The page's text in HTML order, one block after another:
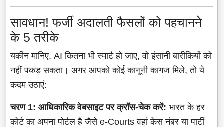
सावधान! फर्जी अदालती फैसलों को पहचानने
के 5 तरीके
यकीन मानिए, AI कितना भी स्मार्ट हो जाए, वो इंसानी बारीकियों को
नहीं पकड़ सकता। अगर आपको कोई कानूनी कागज मिले, तो ये
कदम उठाएं:
चरण 1: आधिकारिक वेबसाइट पर क्रॉस-चेक करें: भारत के हर
कोर्ट का अपना पोर्टल है जैसे e-Courts वहां केस नंबर या पार्टी